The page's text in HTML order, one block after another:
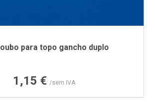
para topo gancho duplo
Preço
1,15 € /sem IVA